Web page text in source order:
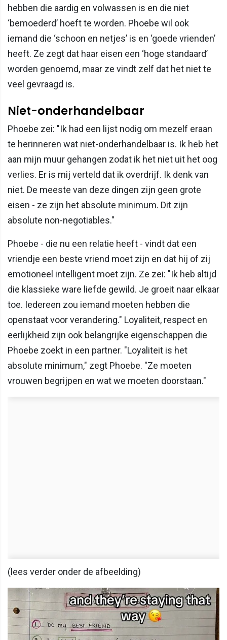
hebben die aardig en volwassen is en die niet
‘bemoederd’ hoeft te worden. Phoebe wil ook
iemand die ‘schoon en netjes’ is en ‘goede vrienden’
heeft. Ze zegt dat haar eisen een ‘hoge standaard’
worden genoemd, maar ze vindt zelf dat het niet te
veel gevraagd is.
Niet-onderhandelbaar
Phoebe zei: "Ik had een lijst nodig om mezelf eraan
te herinneren wat niet-onderhandelbaar is. Ik heb het
aan mijn muur gehangen zodat ik het niet uit het oog
verlies. Er is mij verteld dat ik overdrijf. Ik denk van
niet. De meeste van deze dingen zijn geen grote
eisen - ze zijn het absolute minimum. Dit zijn
absolute non-negotiables."
Phoebe - die nu een relatie heeft - vindt dat een
vriendje een beste vriend moet zijn en dat hij of zij
emotioneel intelligent moet zijn. Ze zei: "Ik heb altijd
die klassieke ware liefde gewild. Je groeit naar elkaar
toe. Iedereen zou iemand moeten hebben die
openstaat voor verandering." Loyaliteit, respect en
eerlijkheid zijn ook belangrijke eigenschappen die
Phoebe zoekt in een partner. "Loyaliteit is het
absolute minimum," zegt Phoebe. "Ze moeten
vrouwen begrijpen en wat we moeten doorstaan."
(lees verder onder de afbeelding)